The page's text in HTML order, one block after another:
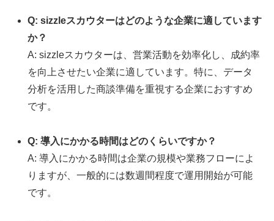
Q: sizzleスカウターはどのような企業に適しています
か？
A: sizzleスカウターは、営業活動を効率化し、成約率
を向上させたい企業に適しています。特に、データ
分析を活用した商談準備を重視する企業におすすめ
です。
Q: 導入にかかる時間はどのくらいですか？
A: 導入にかかる時間は企業の規模や業務フローによ
りますが、一般的には数週間程度で運用開始が可能
です。